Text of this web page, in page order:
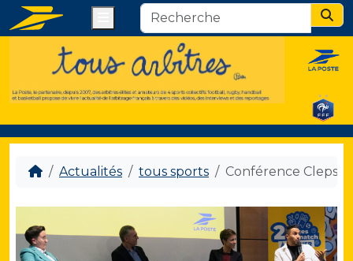
Actualités tous sports Conférence